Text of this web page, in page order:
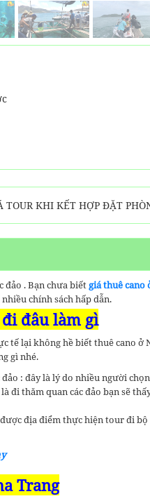
TOUR KHI KẾT HỢP ĐẶT
đảo . Bạn chưa biếtgiá thuê cano
chính sách hấp dẫn.
đâu làm gì
tế lại không hề biết thuê cano ở
gì nhé.
: đây là lý do nhiều người
đi thăm quan các đảo bạn sẽ
địa điểm thực hiện tour đi
Trang